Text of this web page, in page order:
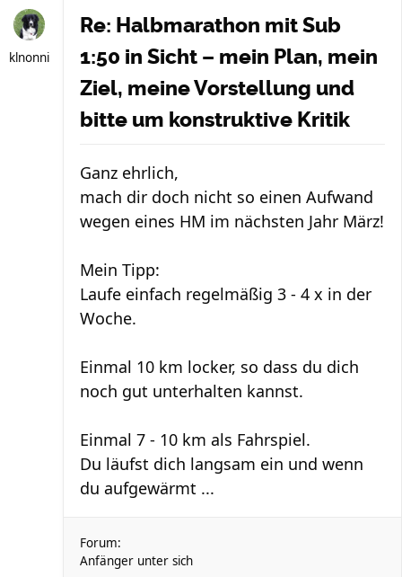
klnonni
Re: Halbmarathon mit Sub
1:50 in Sicht – mein Plan, mein
Ziel, meine Vorstellung und
bitte um konstruktive Kritik
Ganz ehrlich,
mach dir doch nicht so einen Aufwand
wegen eines HM im nächsten Jahr März!
Mein Tipp:
Laufe einfach regelmäßig 3 - 4 x in der
Woche.
Einmal 10 km locker, so dass du dich
noch gut unterhalten kannst.
Einmal 7 - 10 km als Fahrspiel.
Du läufst dich langsam ein und wenn
du aufgewärmt ...
Forum:
Anfänger unter sich